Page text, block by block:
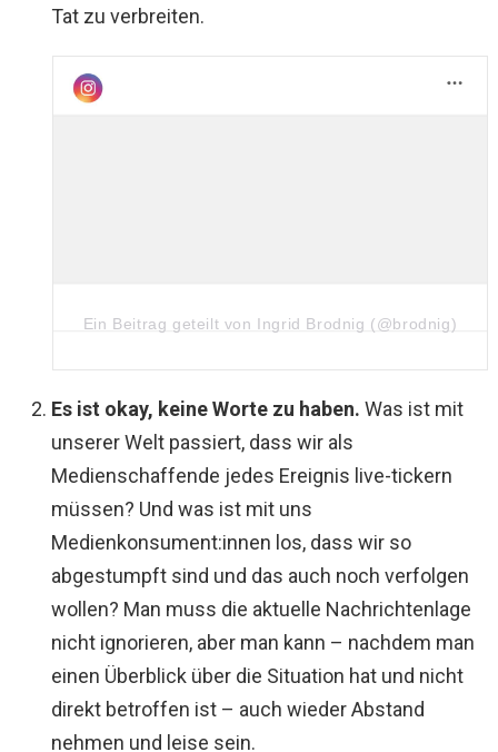
Tat zu verbreiten.
Ein Beitrag geteilt von Ingrid Brodnig (@brodnig)
Es ist okay, keine Worte zu haben. Was ist mit
unserer Welt passiert, dass wir als
Medienschaffende jedes Ereignis live-tickern
müssen? Und was ist mit uns
Medienkonsument:innen los, dass wir so
abgestumpft sind und das auch noch verfolgen
wollen? Man muss die aktuelle Nachrichtenlage
nicht ignorieren, aber man kann – nachdem man
einen Überblick über die Situation hat und nicht
direkt betroffen ist – auch wieder Abstand
nehmen und leise sein.